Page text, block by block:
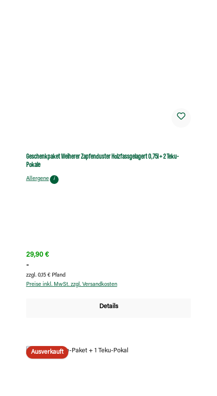
Geschenkpaket Weiherer Zapfenduster Holzfassgelagert 0,75l + 2 Teku-
Pokale
Allergene i
Regulärer Preis:
29,90 €
-
zzgl. 0,15 € Pfand
Preise inkl. MwSt. zzgl. Versandkosten
Details
Ausverkauft